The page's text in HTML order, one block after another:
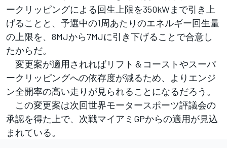
ークリッピングによる回生上限を350kWまで引き上
げることと、予選中の1周あたりのエネルギー回生量
の上限を、8MJから7MJに引き下げることで合意し
たからだ。
変更案が適用されればリフト＆コーストやスーパ
ークリッピングへの依存度が減るため、よりエンジ
ン全開率の高い走りが見られることになるだろう。
この変更案は次回世界モータースポーツ評議会の
承認を得た上で、次戦マイアミGPからの適用が見込
まれている。